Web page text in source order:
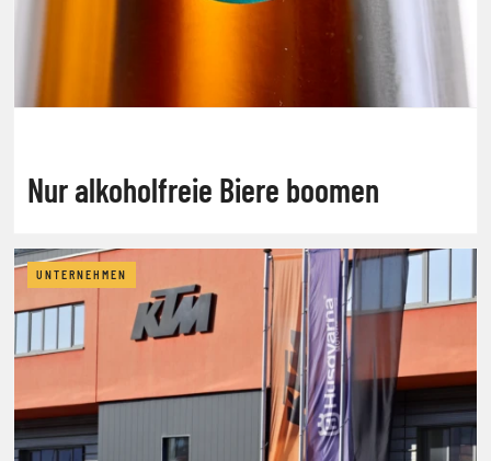
Nur alkoholfreie Biere boomen
UNTERNEHMEN